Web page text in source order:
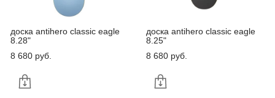
доска antihero classic eagle
8.28"
8 680 pуб.
доска antihero classic eagle
8.25"
8 680 pуб.